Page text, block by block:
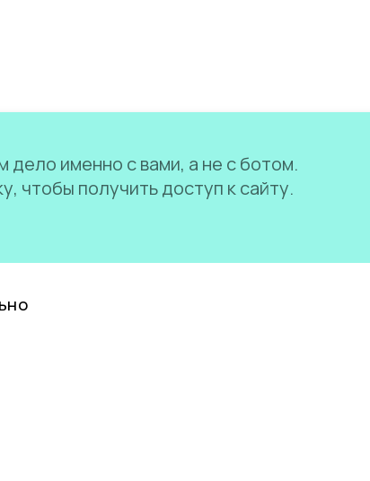
именно с вами, а не с ботом.
чтобы получить доступ к сайту.